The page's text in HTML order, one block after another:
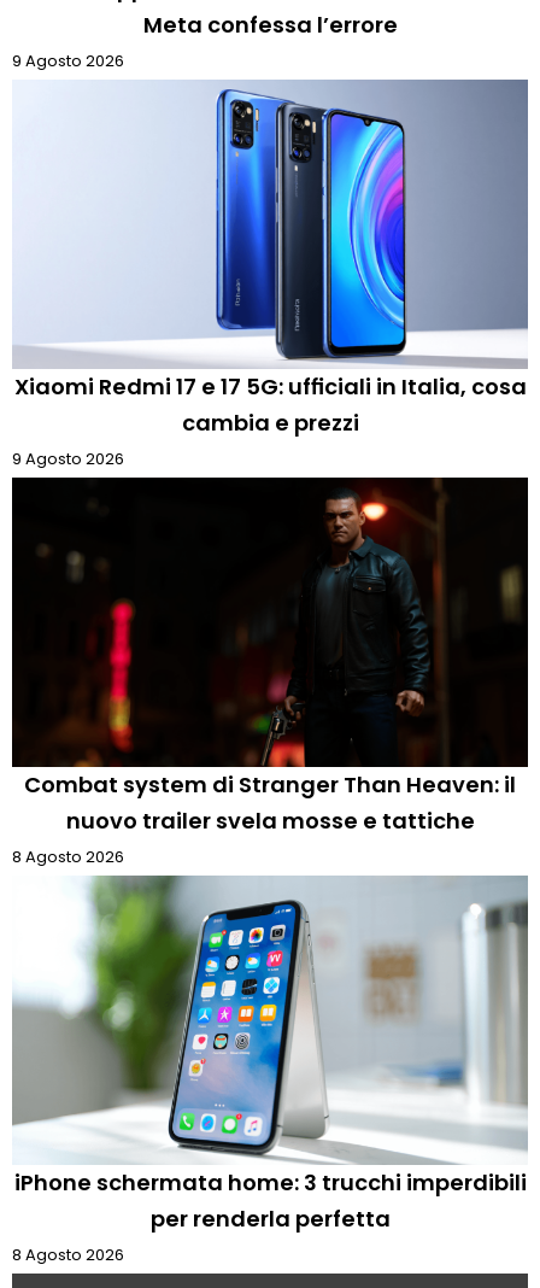
Meta confessa l’errore
9 Agosto 2026
Xiaomi Redmi 17 e 17 5G: ufficiali in Italia, cosa
cambia e prezzi
9 Agosto 2026
Combat system di Stranger Than Heaven: il
nuovo trailer svela mosse e tattiche
8 Agosto 2026
iPhone schermata home: 3 trucchi imperdibili
per renderla perfetta
8 Agosto 2026